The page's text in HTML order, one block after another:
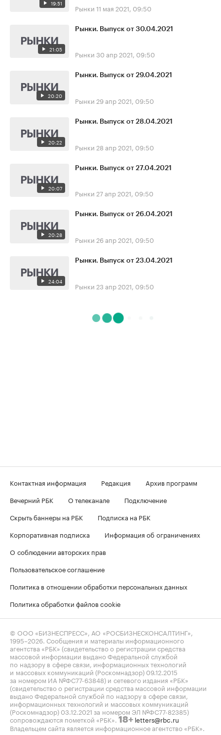
19:51 Рынки 11 мая 2021, 09:50
21:05
Рынки. Выпуск от 30.04.2021
Рынки 30 апр 2021, 09:50
20:20
Рынки. Выпуск от 29.04.2021
Рынки 29 апр 2021, 09:50
20:22
Рынки. Выпуск от 28.04.2021
Рынки 28 апр 2021, 09:50
20:07
Рынки. Выпуск от 27.04.2021
Рынки 27 апр 2021, 09:50
20:28
Рынки. Выпуск от 26.04.2021
Рынки 26 апр 2021, 09:50
24:04
Рынки. Выпуск от 23.04.2021
Рынки 23 апр 2021, 09:50
Контактная информация Редакция
Архив программ
Вечерний РБК
О телеканале
Подключение
Скрыть баннеры на РБК
Подписка на РБК
Корпоративная подписка
Информация об ограничениях
О соблюдении авторских прав
Пользовательское соглашение
Политика в отношении обработки персональных данных
Политика обработки файлов cookie
© ООО «БИЗНЕСПРЕСС», АО «РОСБИЗНЕСКОНСАЛТИНГ»,
1995–2026 . Сообщения и материалы информационного
агентства «РБК» (свидетельство о регистрации средства
массовой информации выдано Федеральной службой
по надзору в сфере связи, информационных технологий
и массовых коммуникаций (Роскомнадзор) 09.12.2015
за номером ИА №ФС77-63848) и сетевого издания «РБК»
(свидетельство о регистрации средства массовой информации
выдано Федеральной службой по надзору в сфере связи,
информационных технологий и массовых коммуникаций
(Роскомнадзор) 03.12.2021 за номером ЭЛ №ФС77-82385)
сопровождаются пометкой «РБК». 18+ letters@rbc.ru
Владельцем сайта является информационное агентство «РБК».